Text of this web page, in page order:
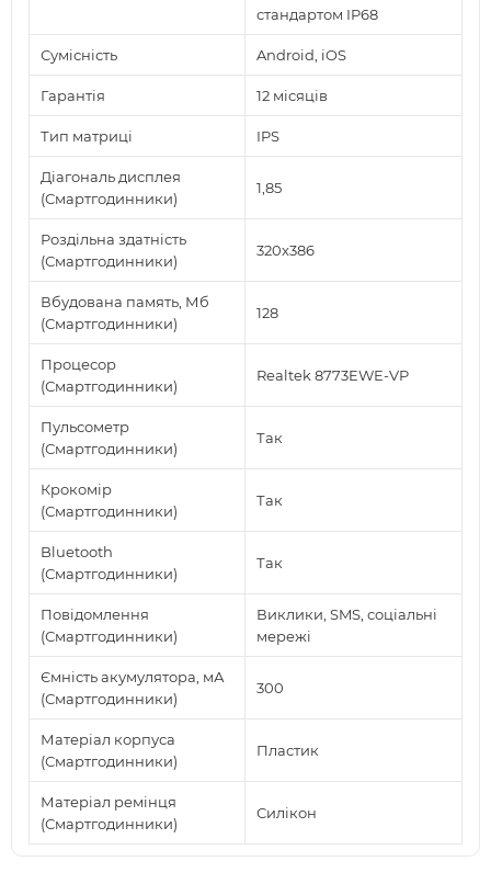
стандартом IP68
Сумісність Android, iOS
Гарантія 12 місяців
Тип матриці IPS
Діагональ дисплея
(Смартгодинники)
1,85
Роздільна здатність
(Смартгодинники)
320x386
Вбудована память, Мб
(Смартгодинники)
128
Процесор
(Смартгодинники)
Realtek 8773EWE-VP
Пульсометр
(Смартгодинники)
Так
Крокомір
(Смартгодинники)
Так
Bluetooth
(Смартгодинники)
Так
Повідомлення
(Смартгодинники)
Виклики, SMS, соціальні
мережі
Ємність акумулятора, мА
(Смартгодинники)
300
Матеріал корпуса
(Смартгодинники)
Пластик
Матеріал ремінця
(Смартгодинники)
Силікон